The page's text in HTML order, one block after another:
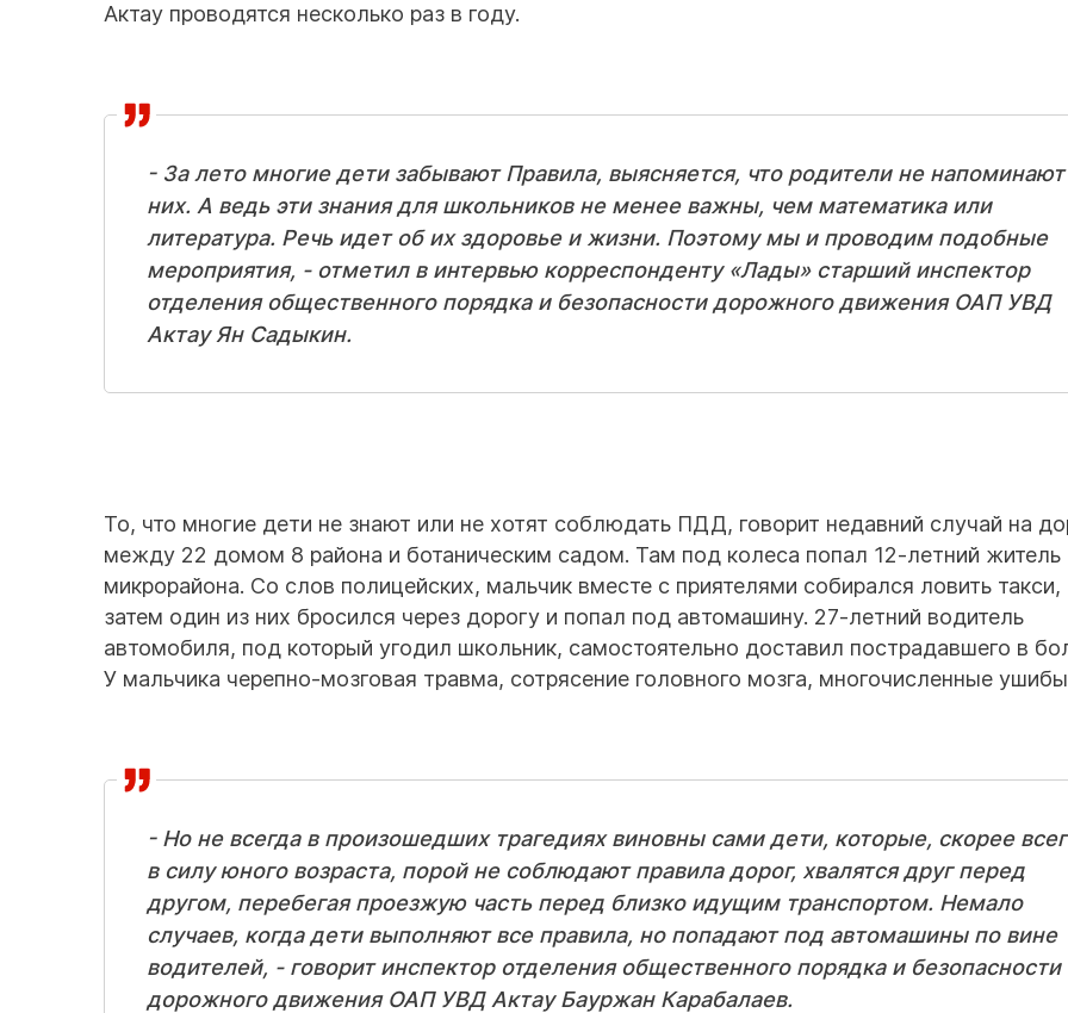
Актау проводятся несколько раз в году.
- За лето многие дети забывают Правила, выясняется, что родители не
них. А ведь эти знания для школьников не менее важны, чем математика или
литература. Речь идет об их здоровье и жизни. Поэтому мы и проводим подобные
мероприятия, - отметил в интервью корреспонденту «Лады» старший инспектор
отделения общественного порядка и безопасности дорожного движения ОАП УВД
Актау Ян Садыкин.
То, что многие дети не знают или не хотят соблюдать ПДД, говорит недавний случай на
между 22 домом 8 района и ботаническим садом. Там под колеса попал 12-летний житель
микрорайона. Со слов полицейских, мальчик вместе с приятелями собирался ловить такси,
затем один из них бросился через дорогу и попал под автомашину. 27-летний водитель
автомобиля, под который угодил школьник, самостоятельно доставил пострадавшего в
У мальчика черепно-мозговая травма, сотрясение головного мозга, многочисленные
- Но не всегда в произошедших трагедиях виновны сами дети, которые, скорее
в силу юного возраста, порой не соблюдают правила дорог, хвалятся друг перед
другом, перебегая проезжую часть перед близко идущим транспортом. Немало
случаев, когда дети выполняют все правила, но попадают под автомашины по вине
водителей, - говорит инспектор отделения общественного порядка и безопасности
дорожного движения ОАП УВД Актау Бауржан Карабалаев.